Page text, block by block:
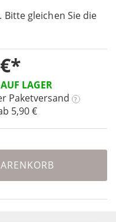
gleichen Sie die
AUF LAGER
Paketversand ?
5,90 €